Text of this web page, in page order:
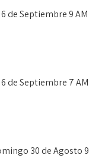
de Septiembre 9 AM
de Septiembre 7 AM
30 de Agosto 9